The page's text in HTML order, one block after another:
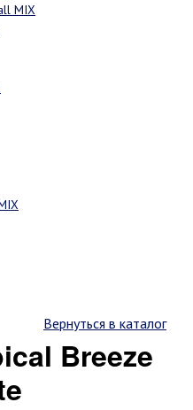
MIX
Вернуться в каталог
Breeze